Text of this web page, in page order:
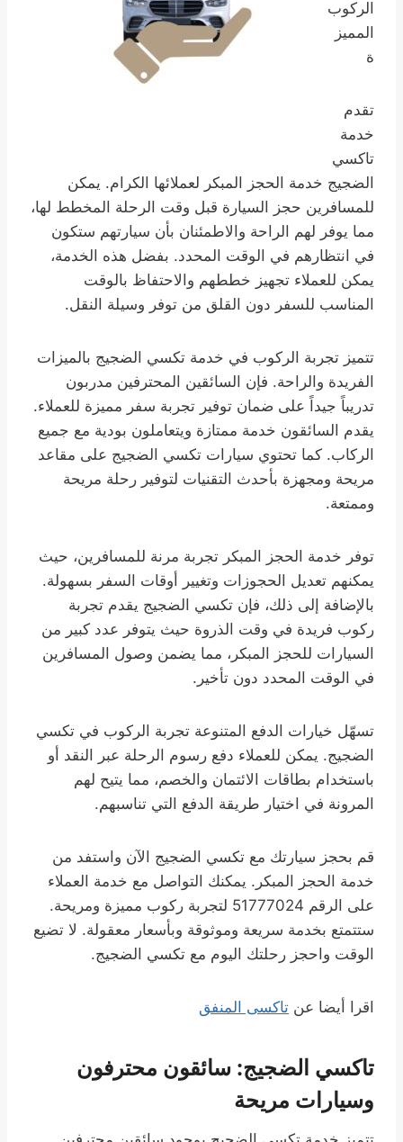
الركوب
المميز
ة
تقدم
خدمة
تاكسي
الضجيج خدمة الحجز المبكر لعملائها الكرام. يمكن
للمسافرين حجز السيارة قبل وقت الرحلة المخطط لها،
مما يوفر لهم الراحة والاطمئنان بأن سيارتهم ستكون
في انتظارهم في الوقت المحدد. بفضل هذه الخدمة،
يمكن للعملاء تجهيز خططهم والاحتفاظ بالوقت
المناسب للسفر دون القلق من توفر وسيلة النقل.
تتميز تجربة الركوب في خدمة تكسي الضجيج بالميزات
الفريدة والراحة. فإن السائقين المحترفين مدربون
تدريباً جيداً على ضمان توفير تجربة سفر مميزة للعملاء.
يقدم السائقون خدمة ممتازة ويتعاملون بودية مع جميع
الركاب. كما تحتوي سيارات تكسي الضجيج على مقاعد
مريحة ومجهزة بأحدث التقنيات لتوفير رحلة مريحة
وممتعة.
توفر خدمة الحجز المبكر تجربة مرنة للمسافرين، حيث
يمكنهم تعديل الحجوزات وتغيير أوقات السفر بسهولة.
بالإضافة إلى ذلك، فإن تكسي الضجيج يقدم تجربة
ركوب فريدة في وقت الذروة حيث يتوفر عدد كبير من
السيارات للحجز المبكر، مما يضمن وصول المسافرين
في الوقت المحدد دون تأخير.
تسهّل خيارات الدفع المتنوعة تجربة الركوب في تكسي
الضجيج. يمكن للعملاء دفع رسوم الرحلة عبر النقد أو
باستخدام بطاقات الائتمان والخصم، مما يتيح لهم
المرونة في اختيار طريقة الدفع التي تناسبهم.
قم بحجز سيارتك مع تكسي الضجيج الآن واستفد من
خدمة الحجز المبكر. يمكنك التواصل مع خدمة العملاء
على الرقم 51777024 لتجربة ركوب مميزة ومريحة.
ستتمتع بخدمة سريعة وموثوقة وبأسعار معقولة. لا تضيع
الوقت واحجز رحلتك اليوم مع تكسي الضجيج.
اقرا أيضا عن تاكسى المنفق
تاكسي الضجيج: سائقون محترفون
وسيارات مريحة